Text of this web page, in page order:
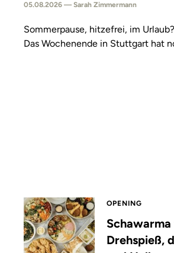
05.08.2026 — Sarah Zimmermann
Sommerpause, hitzefrei, im
Das Wochenende in Stuttgart hat
OPENING
Drehspieß,